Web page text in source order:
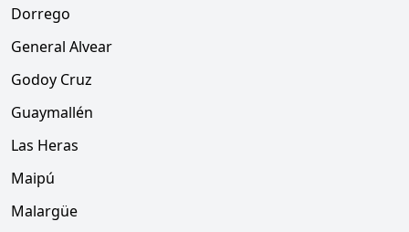
Dorrego
General Alvear
Godoy Cruz
Guaymallén
Las Heras
Maipú
Malargüe